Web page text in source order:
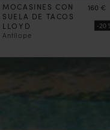
MOCASINES CON
SUELA DE TACOS
LLOYD
Antílope
160 €